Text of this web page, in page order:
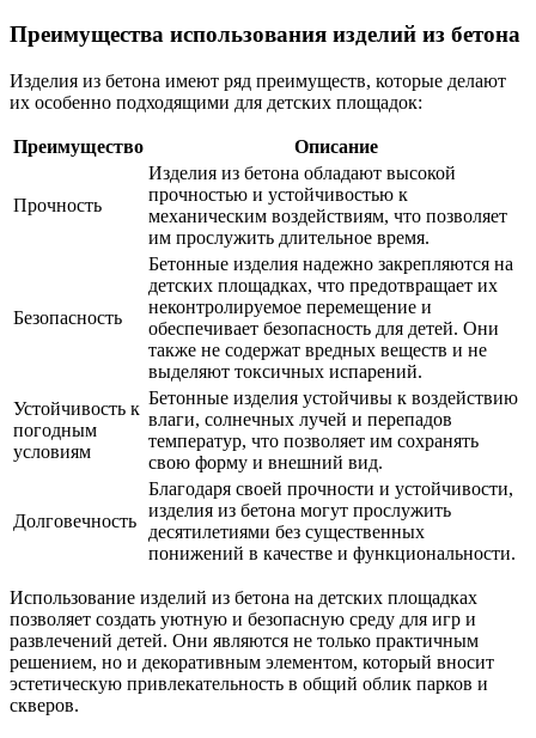
Преимущества использования изделий из бетона
Изделия из бетона имеют ряд преимуществ, которые делают
их особенно подходящими для детских площадок:
Преимущество Описание
Прочность
Изделия из бетона обладают высокой
прочностью и устойчивостью к
механическим воздействиям, что позволяет
им прослужить длительное время.
Безопасность
Бетонные изделия надежно закрепляются на
детских площадках, что предотвращает их
неконтролируемое перемещение и
обеспечивает безопасность для детей. Они
также не содержат вредных веществ и не
выделяют токсичных испарений.
Устойчивость к
погодным
условиям
Бетонные изделия устойчивы к воздействию
влаги, солнечных лучей и перепадов
температур, что позволяет им сохранять
свою форму и внешний вид.
Долговечность
Благодаря своей прочности и устойчивости,
изделия из бетона могут прослужить
десятилетиями без существенных
понижений в качестве и функциональности.
Использование изделий из бетона на детских площадках
позволяет создать уютную и безопасную среду для игр и
развлечений детей. Они являются не только практичным
решением, но и декоративным элементом, который вносит
эстетическую привлекательность в общий облик парков и
скверов.